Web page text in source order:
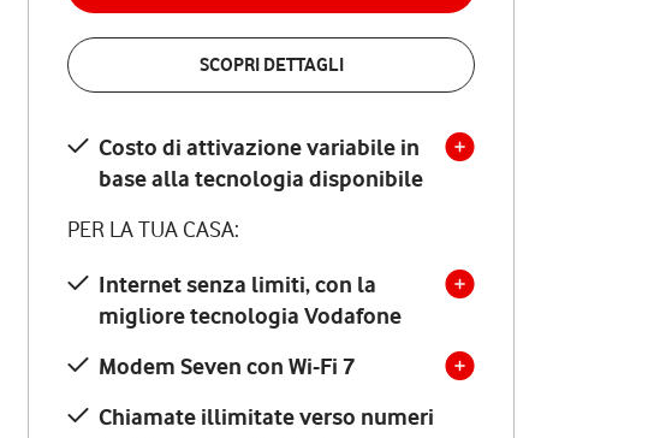
SCOPRI DETTAGLI
Costo di attivazione variabile in
base alla tecnologia disponibile
PER LA TUA CASA:
Internet senza limiti, con la
migliore tecnologia Vodafone
Modem Seven con Wi-Fi 7
Chiamate illimitate verso numeri